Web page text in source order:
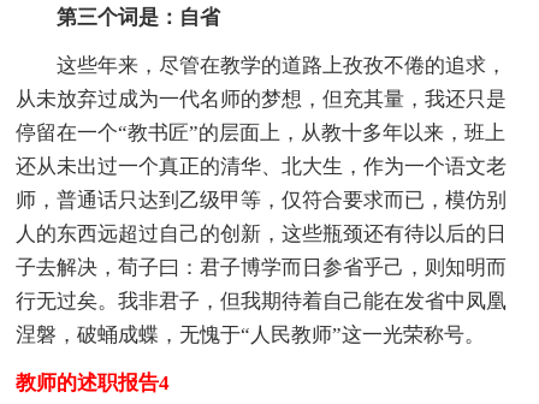
第三个词是：自省
这些年来，尽管在教学的道路上孜孜不倦的追求，
从未放弃过成为一代名师的梦想，但充其量，我还只是
停留在一个“教书匠”的层面上，从教十多年以来，班上
还从未出过一个真正的清华、北大生，作为一个语文老
师，普通话只达到乙级甲等，仅符合要求而已，模仿别
人的东西远超过自己的创新，这些瓶颈还有待以后的日
子去解决，荀子曰：君子博学而日参省乎己，则知明而
行无过矣。我非君子，但我期待着自己能在发省中凤凰
涅磐，破蛹成蝶，无愧于“人民教师”这一光荣称号。
教师的述职报告4